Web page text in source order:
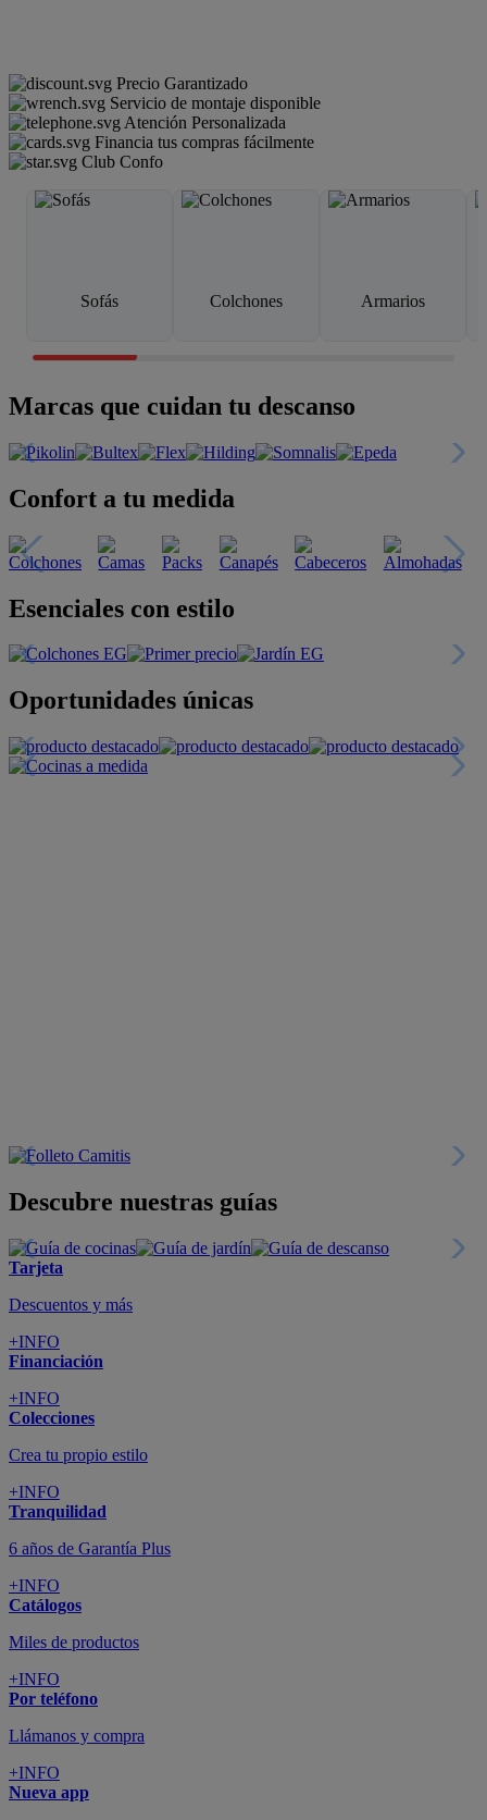
Precio Garantizado
Servicio de montaje disponible
Atención Personalizada
Financia tus compras fácilmente
Club Confo
Sofás Colchones Armarios
Marcas que cuidan tu descanso
Confort a tu medida
Esenciales con estilo
Oportunidades únicas
Descubre nuestras guías
Tarjeta
Descuentos y más
+INFO
Financiación
+INFO
Colecciones
Crea tu propio estilo
+INFO
Tranquilidad
6 años de Garantía Plus
+INFO
Catálogos
Miles de productos
+INFO
Por teléfono
Llámanos y compra
+INFO
Nueva app